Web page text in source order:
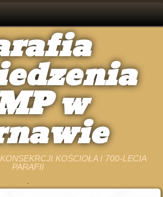
w
KOŚCIOŁA I 700-LECIA
PARAFII